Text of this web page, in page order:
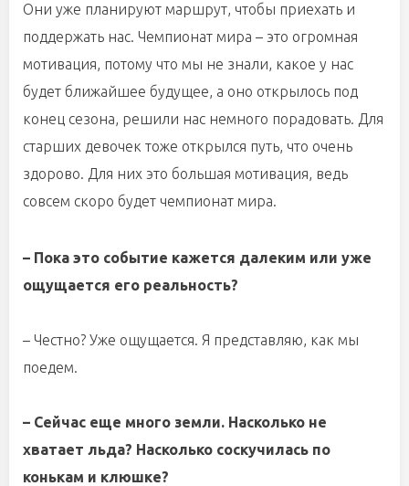
Они уже планируют маршрут, чтобы приехать и
поддержать нас. Чемпионат мира – это огромная
мотивация, потому что мы не знали, какое у нас
будет ближайшее будущее, а оно открылось под
конец сезона, решили нас немного порадовать. Для
старших девочек тоже открылся путь, что очень
здорово. Для них это большая мотивация, ведь
совсем скоро будет чемпионат мира.
– Пока это событие кажется далеким или уже
ощущается его реальность?
– Честно? Уже ощущается. Я представляю, как мы
поедем.
– Сейчас еще много земли. Насколько не
хватает льда? Насколько соскучилась по
конькам и клюшке?